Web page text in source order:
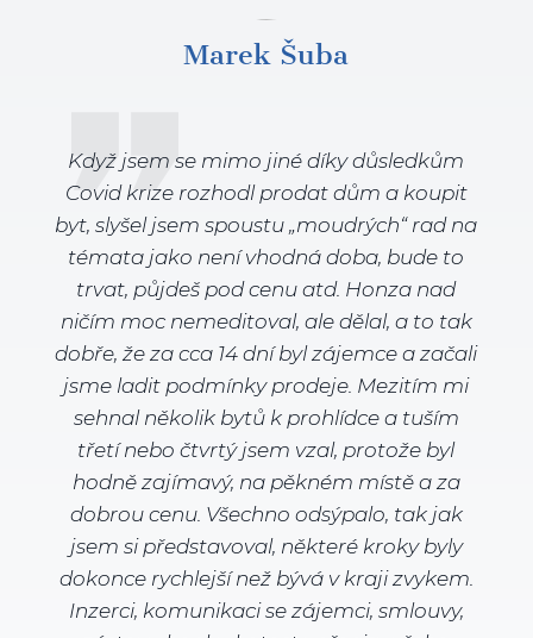
Marek Šuba
Když jsem se mimo jiné díky důsledkům
Covid krize rozhodl prodat dům a koupit
byt, slyšel jsem spoustu „moudrých“ rad na
témata jako není vhodná doba, bude to
trvat, půjdeš pod cenu atd. Honza nad
ničím moc nemeditoval, ale dělal, a to tak
dobře, že za cca 14 dní byl zájemce a začali
jsme ladit podmínky prodeje. Mezitím mi
sehnal několik bytů k prohlídce a tuším
třetí nebo čtvrtý jsem vzal, protože byl
hodně zajímavý, na pěkném místě a za
dobrou cenu. Všechno odsýpalo, tak jak
jsem si představoval, některé kroky byly
dokonce rychlejší než bývá v kraji zvykem.
Inzerci, komunikaci se zájemci, smlouvy,